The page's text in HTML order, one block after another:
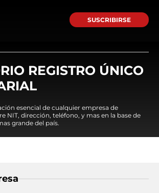
SUSCRIBIRSE
REGISTRO ÚNICO
esencial de cualquier empresa de
NIT, dirección, teléfono, y mas en la base de
grande del país.